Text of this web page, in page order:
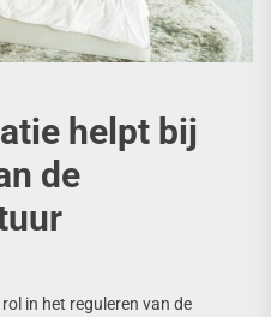
helpt bij
de
in het reguleren van de